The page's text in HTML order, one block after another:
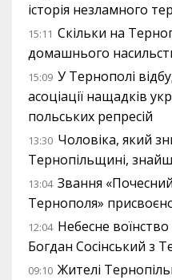
історія незламного
15:11 Скільки на
домашнього
15:09 У Тернополі
асоціації нащадків
польських репресій
13:30 Чоловіка, який
Тернопільщині,
13:04 Звання
Тернополя»
12:04 Небесне
Богдан Сосінський з
09:10 Жителі